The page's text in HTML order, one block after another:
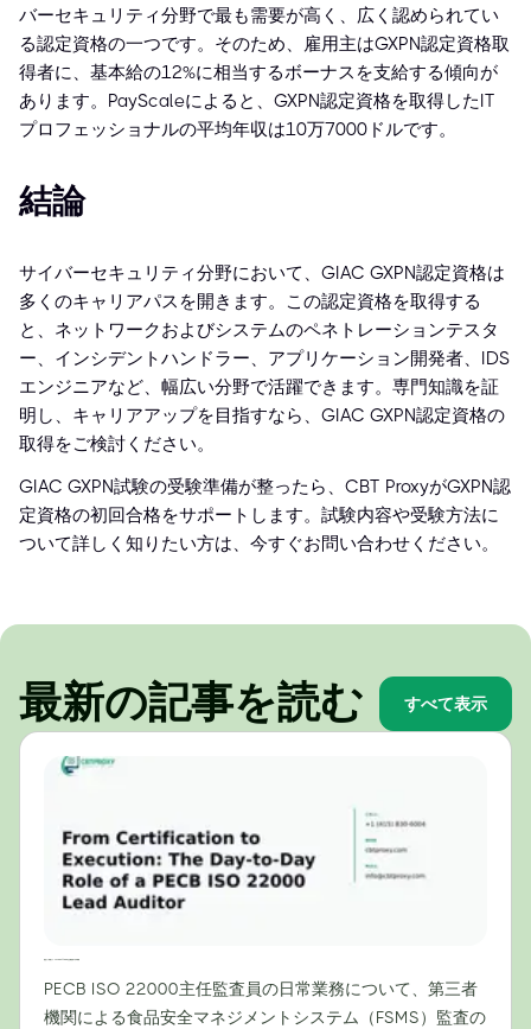
バーセキュリティ分野で最も需要が高く、広く認められてい
る認定資格の一つです。そのため、雇用主はGXPN認定資格取
得者に、基本給の12%に相当するボーナスを支給する傾向が
あります。PayScaleによると、GXPN認定資格を取得したIT
プロフェッショナルの平均年収は10万7000ドルです。
結論
サイバーセキュリティ分野において、GIAC GXPN認定資格は
多くのキャリアパスを開きます。この認定資格を取得する
と、ネットワークおよびシステムのペネトレーションテスタ
ー、インシデントハンドラー、アプリケーション開発者、IDS
エンジニアなど、幅広い分野で活躍できます。専門知識を証
明し、キャリアアップを目指すなら、GIAC GXPN認定資格の
取得をご検討ください。
GIAC GXPN試験の受験準備が整ったら、CBT ProxyがGXPN認
定資格の初回合格をサポートします。試験内容や受験方法に
ついて詳しく知りたい方は、今すぐお問い合わせください。
最新の記事を読む すべて表示
PECB ISO 22000主任監査員の日常業務について、第三者
機関による食品安全マネジメントシステム（FSMS）監査の